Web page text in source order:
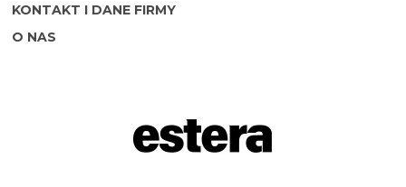
KONTAKT I DANE FIRMY
O NAS